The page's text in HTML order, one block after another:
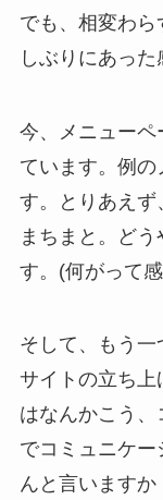
でも、相変わら
しぶりにあった
今、メニューペ
ています。例
す。とりあえず
まちまと。ど
す。(何がって
そして、もう
サイトの立ち上
はなんかこう
でコミュニケ
んと言います